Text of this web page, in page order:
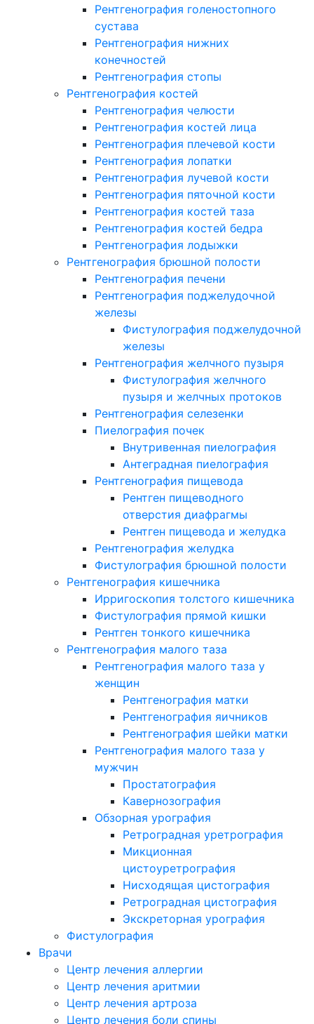
Рентгенография голеностопного
сустава
Рентгенография нижних
конечностей
Рентгенография стопы
Рентгенография костей
Рентгенография челюсти
Рентгенография костей лица
Рентгенография плечевой кости
Рентгенография лопатки
Рентгенография лучевой кости
Рентгенография пяточной кости
Рентгенография костей таза
Рентгенография костей бедра
Рентгенография лодыжки
Рентгенография брюшной полости
Рентгенография печени
Рентгенография поджелудочной
железы
Фистулография поджелудочной
железы
Рентгенография желчного пузыря
Фистулография желчного
пузыря и желчных протоков
Рентгенография селезенки
Пиелография почек
Внутривенная пиелография
Антеградная пиелография
Рентгенография пищевода
Рентген пищеводного
отверстия диафрагмы
Рентген пищевода и желудка
Рентгенография желудка
Фистулография брюшной полости
Рентгенография кишечника
Ирригоскопия толстого кишечника
Фистулография прямой кишки
Рентген тонкого кишечника
Рентгенография малого таза
Рентгенография малого таза у
женщин
Рентгенография матки
Рентгенография яичников
Рентгенография шейки матки
Рентгенография малого таза у
мужчин
Простатография
Кавернозография
Обзорная урография
Ретроградная уретрография
Микционная
цистоуретрография
Нисходящая цистография
Ретроградная цистография
Экскреторная урография
Фистулография
Врачи
Центр лечения аллергии
Центр лечения аритмии
Центр лечения артроза
Центр лечения боли спины